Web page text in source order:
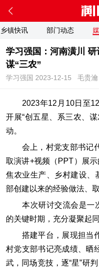
乡镇快讯 部门动态
学习强国：河南潢川
谋“三农”
学习强国 2023-12-15 毛贵瀹
2023年12月10日至12
开展“创五星、系三农、
动。
会上，村党支部书记代
取演讲+视频（PPT）展
焦农业生产、乡村建设、
部创建以来的经验做法、取
本次研讨交流会是一次
的关键时期，充分凝聚起
搭建平台，展现担当作
村党支部书记亮成绩、晒
武，同场竞技，逐“星”研